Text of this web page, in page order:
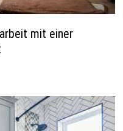
mit einer